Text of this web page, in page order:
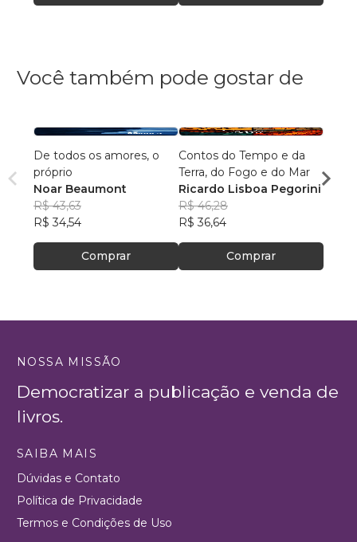
Você também pode gostar de
De todos os amores, o
próprio
Noar Beaumont
R$ 43,63
R$ 34,54
Comprar
Contos do Tempo e da
Terra, do Fogo e do Mar
Ricardo Lisboa Pegorini
R$ 46,28
R$ 36,64
Comprar
R$
NOSSA MISSÃO
Democratizar a publicação e venda de
livros.
SAIBA MAIS
Dúvidas e Contato
Política de Privacidade
Termos e Condições de Uso